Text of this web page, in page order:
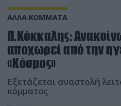
ΑΛΛΑ ΚΟΜΜΑΤΑ
Π.Κόκκαλης:
αποχωρεί από την
«Κόσμος»
Εξετάζεται αναστολή
κόμματος